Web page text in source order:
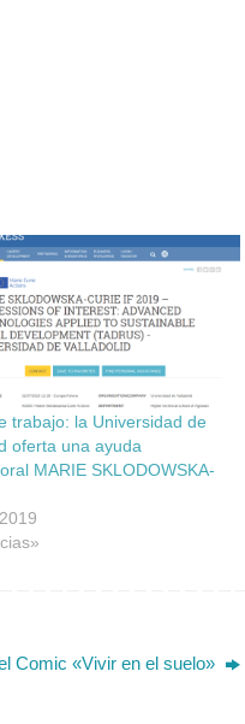
trabajo: la Universidad de
oferta una ayuda
MARIE SKLODOWSKA-
Comic «Vivir en el suelo»